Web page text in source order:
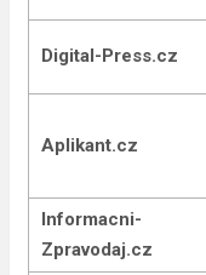
Digital-Press.cz
Aplikant.cz
Informacni-
Zpravodaj.cz